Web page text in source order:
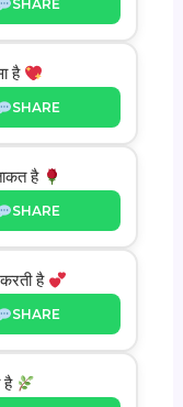
SHARE
है
SHARE
है
SHARE
है
SHARE
है